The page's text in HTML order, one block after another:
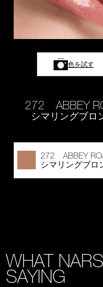
色を試す
272 ABBEY
シマリングブロ
272 ABBEY
シマリングブロ
WHAT
SAYING